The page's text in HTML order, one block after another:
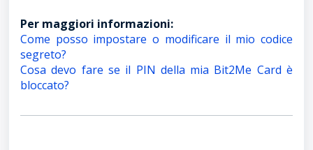
Per maggiori informazioni:
Come posso impostare o modificare il mio codice
segreto?
Cosa devo fare se il PIN della mia Bit2Me Card è
bloccato?